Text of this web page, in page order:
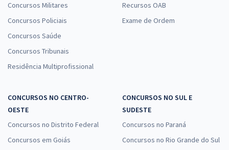
Concursos Militares
Concursos Policiais
Concursos Saúde
Concursos Tribunais
Residência Multiprofissional
Recursos OAB
Exame de Ordem
CONCURSOS NO CENTRO-
OESTE
Concursos no Distrito Federal
Concursos em Goiás
CONCURSOS NO SUL E
SUDESTE
Concursos no Paraná
Concursos no Rio Grande do Sul